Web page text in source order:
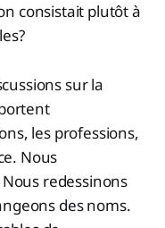
consistait plutôt à
sur la
les professions,
Nous
redessinons
des noms.